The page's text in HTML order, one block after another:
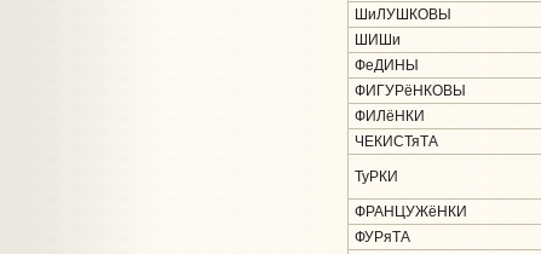
ШиЛУШКОВЫ
ШИШи
ФеДИНЫ
ФИГУРёНКОВЫ
ФИЛёНКИ
ЧЕКИСТяТА
ТуРКИ
ФРАНЦУЖёНКИ
ФУРяТА